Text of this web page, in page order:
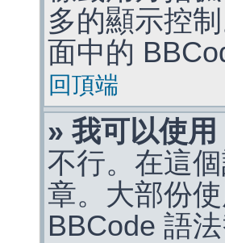
多的顯示控
面中的
回頂端
» 我可以使
不行。在這
章。大部份
BBCode 語法